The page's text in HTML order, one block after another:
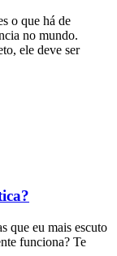
o que há de
no mundo.
ele deve ser
que eu mais escuto
funciona? Te